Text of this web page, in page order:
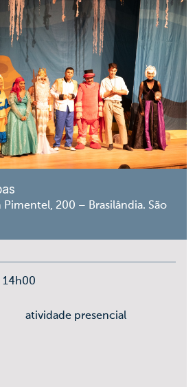
Pimentel, 200 – Brasilândia. São
atividade presencial